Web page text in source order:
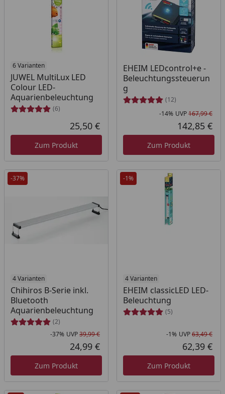
6 Varianten
JUWEL MultiLux LED
Colour LED-
Aquarienbeleuchtung
(6)
Aktueller Preis
25,50 €
Zum Produkt
EHEIM LEDcontrol+e -
Beleuchtungssteuerun
g
(12)
-14% UVP167,99 €
142,85 €
Zum Produkt
-37%
4 Varianten
Chihiros B-Serie inkl.
Bluetooth
Aquarienbeleuchtung
(2)
Rabatt in Prozent
-37%
Ursprünglicher Preis
UVP39,99 €
Aktueller Preis
24,99 €
Zum Produkt
-1%
4 Varianten
EHEIM classicLED LED-
Beleuchtung
(5)
-1% UVP63,49 €
62,39 €
Zum Produkt